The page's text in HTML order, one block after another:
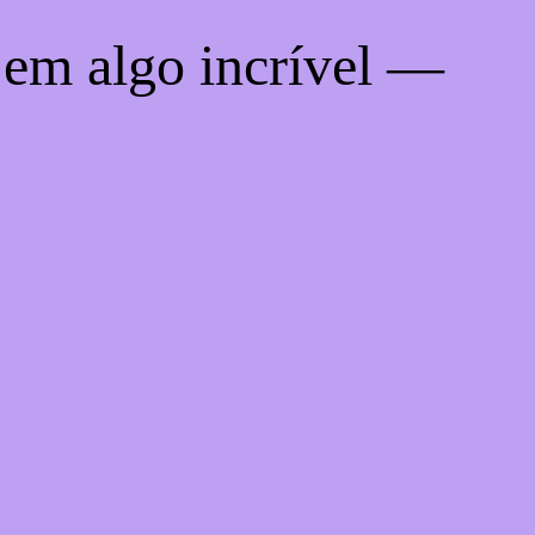
em algo incrível —